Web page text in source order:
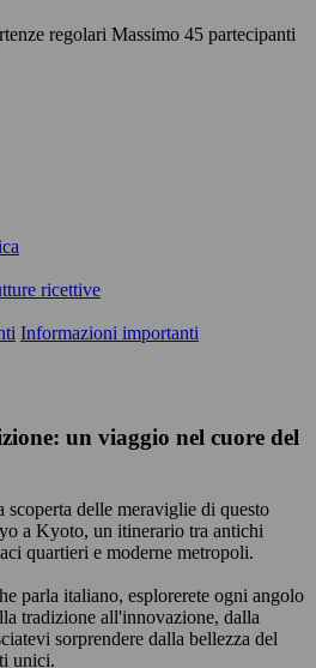
regolari Massimo 45 partecipanti
ricettive
Informazioni importanti
un viaggio nel cuore del
delle meraviglie di questo
a Kyoto, un itinerario tra antichi
quartieri e moderne metropoli.
parla italiano, esplorerete ogni angolo
tradizione all'innovazione, dalla
sorprendere dalla bellezza del
unici.